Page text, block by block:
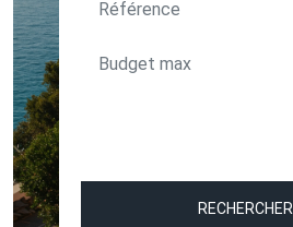
RECHERCHER